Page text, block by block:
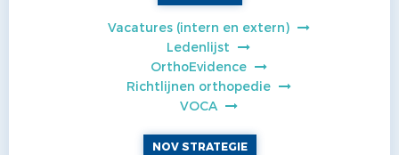
Vacatures (intern en extern)
Ledenlijst
OrthoEvidence
Richtlijnen orthopedie
VOCA
NOV STRATEGIE